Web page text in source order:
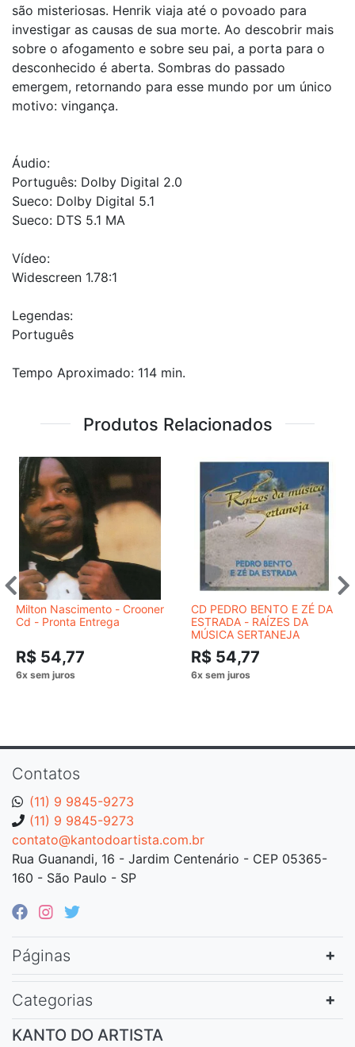
são misteriosas. Henrik viaja até o povoado para
investigar as causas de sua morte. Ao descobrir mais
sobre o afogamento e sobre seu pai, a porta para o
desconhecido é aberta. Sombras do passado
emergem, retornando para esse mundo por um único
motivo: vingança.
Áudio:
Português: Dolby Digital 2.0
Sueco: Dolby Digital 5.1
Sueco: DTS 5.1 MA
Vídeo:
Widescreen 1.78:1
Legendas:
Português
Tempo Aproximado: 114 min.
Produtos Relacionados
Milton Nascimento - Crooner
Cd - Pronta Entrega
R$ 54,77
CD PEDRO BENTO E ZÉ DA
ESTRADA - RAÍZES DA
MÚSICA SERTANEJA
R$ 54,77
Contatos
(11) 9 9845-9273
(11) 9 9845-9273
contato@kantodoartista.com.br
Rua Guanandi, 16 - Jardim Centenário - CEP 05365-
160 - São Paulo - SP
Páginas
Categorias
KANTO DO ARTISTA